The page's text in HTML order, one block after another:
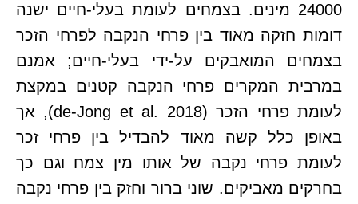
24000 מינים. בצמחים לעומת בעלי-חיים ישנה
דומות חזקה מאוד בין פרחי הנקבה לפרחי הזכר
בצמחים המואבקים על-ידי בעלי-חיים; אמנם
במרבית המקרים פרחי הנקבה קטנים במקצת
לעומת פרחי הזכר (de-Jong et al. 2018), אך
באופן כלל קשה מאוד להבדיל בין פרחי זכר
לעומת פרחי נקבה של אותו מין צמח וגם כך
בחרקים מאביקים. שוני ברור וחזק בין פרחי נקבה